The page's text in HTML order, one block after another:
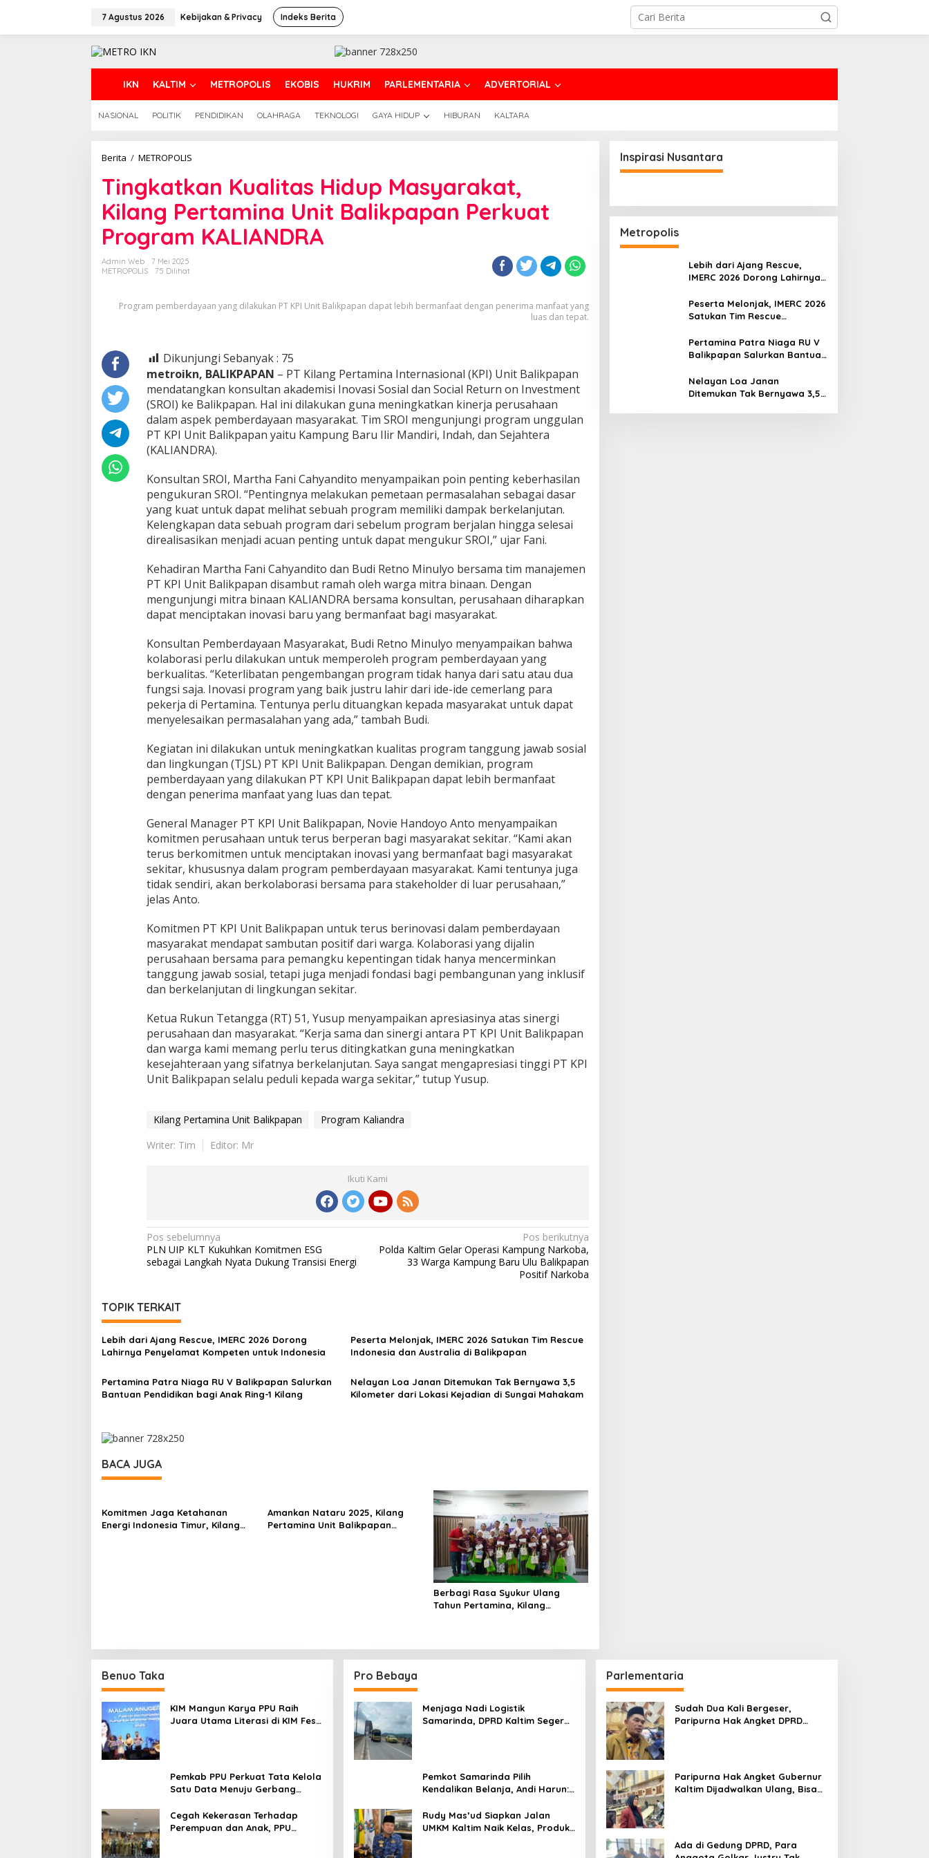
7 Agustus 2026 Kebijakan & Privacy Indeks Berita
O
M
IKN KALTIM METROPOLIS EKOBIS HUKRIM PARLEMENTARIA ADVERTORIAL
NASIONAL POLITIK PENDIDIKAN OLAHRAGA TEKNOLOGI GAYA HIDUP HIBURAN KALTARA
Berita / METROPOLIS
Hidup
Masyarakat,
Kilang
Pertamina
Unit
Balikpapan
Tingkatkan Kualitas Hidup Masyarakat,
Kilang Pertamina Unit Balikpapan Perkuat
Program KALIANDRA
Admin Web
7 Mei 2025
METROPOLIS
75 Dilihat
Program pemberdayaan yang dilakukan PT KPI Unit Balikpapan dapat lebih bermanfaat dengan penerima manfaat yang
luas dan tepat.
Dikunjungi Sebanyak : 75
metroikn, BALIKPAPAN – PT Kilang Pertamina Internasional (KPI) Unit Balikpapan
mendatangkan konsultan akademisi Inovasi Sosial dan Social Return on Investment
(SROI) ke Balikpapan. Hal ini dilakukan guna meningkatkan kinerja perusahaan
dalam aspek pemberdayaan masyarakat. Tim SROI mengunjungi program unggulan
PT KPI Unit Balikpapan yaitu Kampung Baru Ilir Mandiri, Indah, dan Sejahtera
(KALIANDRA).
Konsultan SROI, Martha Fani Cahyandito menyampaikan poin penting keberhasilan
pengukuran SROI. “Pentingnya melakukan pemetaan permasalahan sebagai dasar
yang kuat untuk dapat melihat sebuah program memiliki dampak berkelanjutan.
Kelengkapan data sebuah program dari sebelum program berjalan hingga selesai
direalisasikan menjadi acuan penting untuk dapat mengukur SROI,” ujar Fani.
Kehadiran Martha Fani Cahyandito dan Budi Retno Minulyo bersama tim manajemen
PT KPI Unit Balikpapan disambut ramah oleh warga mitra binaan. Dengan
mengunjungi mitra binaan KALIANDRA bersama konsultan, perusahaan diharapkan
dapat menciptakan inovasi baru yang bermanfaat bagi masyarakat.
Konsultan Pemberdayaan Masyarakat, Budi Retno Minulyo menyampaikan bahwa
kolaborasi perlu dilakukan untuk memperoleh program pemberdayaan yang
berkualitas. “Keterlibatan pengembangan program tidak hanya dari satu atau dua
fungsi saja. Inovasi program yang baik justru lahir dari ide-ide cemerlang para
pekerja di Pertamina. Tentunya perlu dituangkan kepada masyarakat untuk dapat
menyelesaikan permasalahan yang ada,” tambah Budi.
Kegiatan ini dilakukan untuk meningkatkan kualitas program tanggung jawab sosial
dan lingkungan (TJSL) PT KPI Unit Balikpapan. Dengan demikian, program
pemberdayaan yang dilakukan PT KPI Unit Balikpapan dapat lebih bermanfaat
dengan penerima manfaat yang luas dan tepat.
General Manager PT KPI Unit Balikpapan, Novie Handoyo Anto menyampaikan
komitmen perusahaan untuk terus berperan bagi masyarakat sekitar. “Kami akan
terus berkomitmen untuk menciptakan inovasi yang bermanfaat bagi masyarakat
sekitar, khususnya dalam program pemberdayaan masyarakat. Kami tentunya juga
tidak sendiri, akan berkolaborasi bersama para stakeholder di luar perusahaan,”
jelas Anto.
Komitmen PT KPI Unit Balikpapan untuk terus berinovasi dalam pemberdayaan
masyarakat mendapat sambutan positif dari warga. Kolaborasi yang dijalin
perusahaan bersama para pemangku kepentingan tidak hanya mencerminkan
tanggung jawab sosial, tetapi juga menjadi fondasi bagi pembangunan yang inklusif
dan berkelanjutan di lingkungan sekitar.
Ketua Rukun Tetangga (RT) 51, Yusup menyampaikan apresiasinya atas sinergi
perusahaan dan masyarakat. “Kerja sama dan sinergi antara PT KPI Unit Balikpapan
dan warga kami memang perlu terus ditingkatkan guna meningkatkan
kesejahteraan yang sifatnya berkelanjutan. Saya sangat mengapresiasi tinggi PT KPI
Unit Balikpapan selalu peduli kepada warga sekitar,” tutup Yusup.
Kilang Pertamina Unit Balikpapan
Program Kaliandra
Writer: Tim
Editor: Mr
Ikuti Kami
Navigasi
pos
Pos sebelumnya
PLN UIP KLT Kukuhkan Komitmen ESG
sebagai Langkah Nyata Dukung Transisi Energi
Pos berikutnya
Polda Kaltim Gelar Operasi Kampung Narkoba,
33 Warga Kampung Baru Ulu Balikpapan
Positif Narkoba
TOPIK TERKAIT
Lebih dari Ajang Rescue, IMERC 2026 Dorong
Lahirnya Penyelamat Kompeten untuk Indonesia
Peserta Melonjak, IMERC 2026 Satukan Tim Rescue
Indonesia dan Australia di Balikpapan
Pertamina Patra Niaga RU V Balikpapan Salurkan
Bantuan Pendidikan bagi Anak Ring-1 Kilang
Nelayan Loa Janan Ditemukan Tak Bernyawa 3,5
Kilometer dari Lokasi Kejadian di Sungai Mahakam
BACA JUGA
Komitmen Jaga Ketahanan
Energi Indonesia Timur, Kilang
Amankan Nataru 2025, Kilang
Pertamina Unit Balikpapan
Berbagi Rasa Syukur Ulang
Tahun Pertamina, Kilang
Inspirasi Nusantara
Metropolis
Lebih dari Ajang Rescue,
IMERC 2026 Dorong Lahirnya
Indonesia
Peserta Melonjak, IMERC 2026
Satukan Tim Rescue
Balikpapan
Pertamina Patra Niaga RU V
Balikpapan Salurkan Bantuan
Kilang
Nelayan Loa Janan
Ditemukan Tak Bernyawa 3,5
Benuo Taka
KIM Mangun Karya PPU Raih
Juara Utama Literasi di KIM Fest
Pemkab PPU Perkuat Tata Kelola
Satu Data Menuju Gerbang
Cegah Kekerasan Terhadap
Perempuan dan Anak, PPU
Pro Bebaya
Menjaga Nadi Logistik
Samarinda, DPRD Kaltim Segera
Pemkot Samarinda Pilih
Kendalikan Belanja, Andi Harun:
daripada Berutang
Rudy Mas’ud Siapkan Jalan
UMKM Kaltim Naik Kelas, Produk
Parlementaria
Sudah Dua Kali Bergeser,
Paripurna Hak Angket DPRD
Paripurna Hak Angket Gubernur
Kaltim Dijadwalkan Ulang, Bisa
Ada di Gedung DPRD, Para